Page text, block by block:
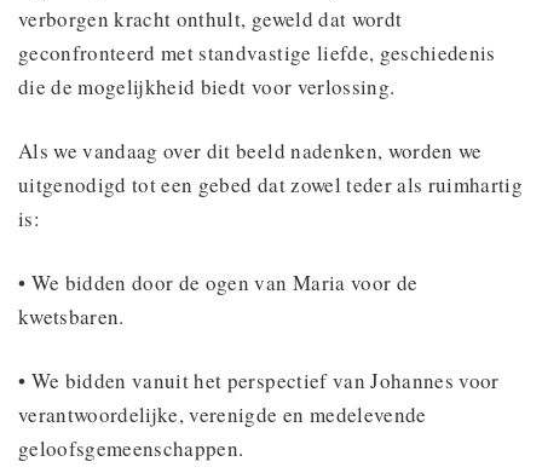
verborgen kracht onthult, geweld dat wordt
geconfronteerd met standvastige liefde, geschiedenis
die de mogelijkheid biedt voor verlossing.
Als we vandaag over dit beeld nadenken, worden we
uitgenodigd tot een gebed dat zowel teder als ruimhartig
is:
• We bidden door de ogen van Maria voor de
kwetsbaren.
• We bidden vanuit het perspectief van Johannes voor
verantwoordelijke, verenigde en medelevende
geloofsgemeenschappen.